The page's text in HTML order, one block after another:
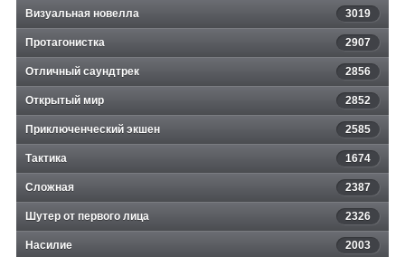
Визуальная новелла 3019
Протагонистка 2907
Отличный саундтрек 2856
Открытый мир 2852
Приключенческий экшен 2585
Тактика 1674
Сложная 2387
Шутер от первого лица 2326
Насилие 2003